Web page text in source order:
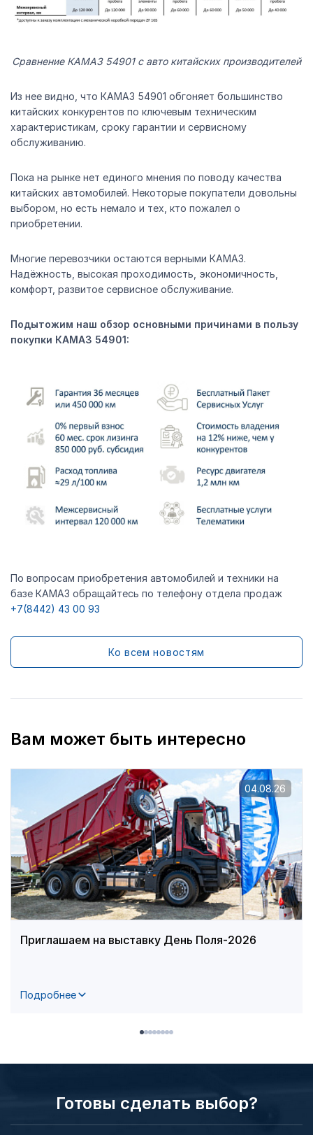
Сравнение КАМАЗ 54901 с авто китайских производителей
Из нее видно, что КАМАЗ 54901 обгоняет большинство
китайских конкурентов по ключевым техническим
характеристикам, сроку гарантии и сервисному
обслуживанию.
Пока на рынке нет единого мнения по поводу качества
китайских автомобилей. Некоторые покупатели довольны
выбором, но есть немало и тех, кто пожалел о
приобретении.
Многие перевозчики остаются верными КАМАЗ.
Надёжность, высокая проходимость, экономичность,
комфорт, развитое сервисное обслуживание.
Подытожим наш обзор основными причинами в пользу
покупки КАМАЗ 54901:
По вопросам приобретения автомобилей и техники на
базе КАМАЗ обращайтесь по телефону отдела продаж
+7(8442) 43 00 93
Ко всем новостям
Вам может быть интересно
Приглашаем на выставку День Поля-2026
Подробнее
04.08.26
Готовы сделать выбор?